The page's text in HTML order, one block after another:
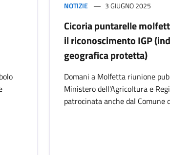
NOTIZIE 3 GIUGNO 2025
Cicoria puntarelle
il riconoscimento IGP
geografica protetta)
Domani a Molfetta riunione
Ministero dell'Agricoltura e
patrocinata anche dal Comune